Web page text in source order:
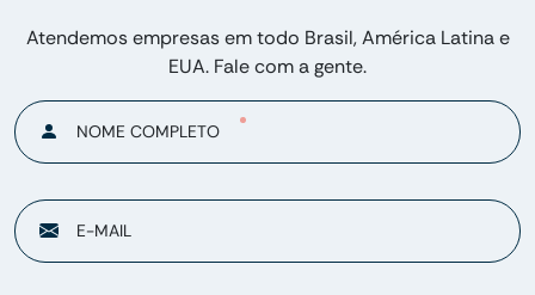
Atendemos empresas em todo Brasil, América Latina e
EUA. Fale com a gente.
NOME COMPLETO
E-MAIL